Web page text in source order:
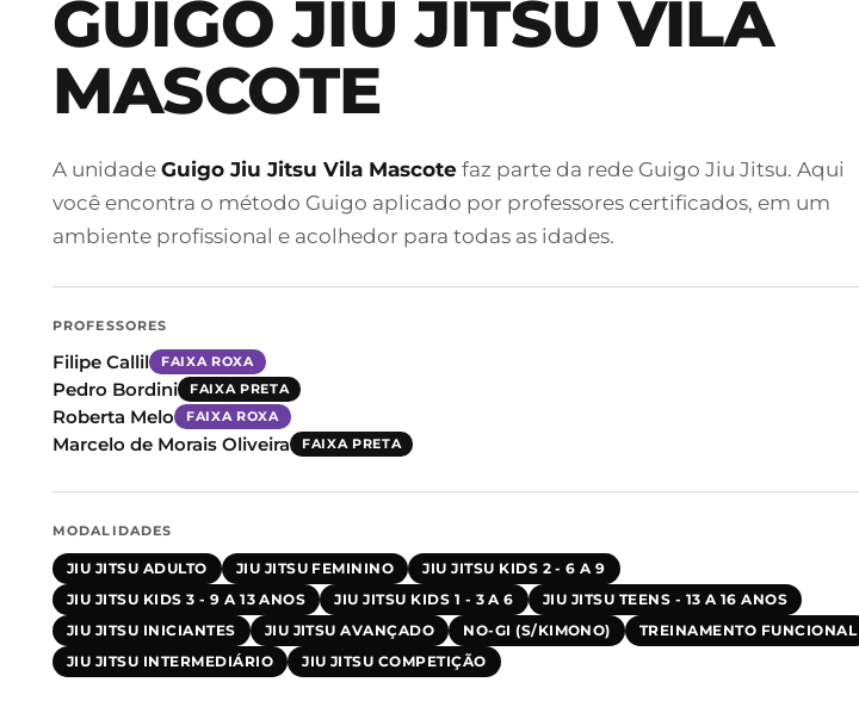
GUIGO JIU JITSU VILA
MASCOTE
A unidade Guigo Jiu Jitsu Vila Mascote faz parte da rede Guigo Jiu Jitsu. Aqui
você encontra o método Guigo aplicado por professores certificados, em um
ambiente profissional e acolhedor para todas as idades.
PROFESSORES
Filipe Callil FAIXA ROXA
Pedro Bordini FAIXA PRETA
Roberta Melo FAIXA ROXA
Marcelo de Morais Oliveira FAIXA PRETA
MODALIDADES
JIU JITSU ADULTO JIU JITSU FEMININO
JIU JITSU KIDS 2 - 6 A 9
JIU JITSU KIDS 3 - 9 A 13 ANOS
JIU JITSU KIDS 1 - 3 A 6
JIU JITSU TEENS - 13 A 16 ANOS
JIU JITSU INICIANTES
JIU JITSU AVANÇADO NO-GI (S/KIMONO)
TREINAMENTO FUNCIONAL
JIU JITSU INTERMEDIÁRIO
JIU JITSU COMPETIÇÃO